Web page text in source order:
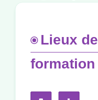
Lieux de
formation